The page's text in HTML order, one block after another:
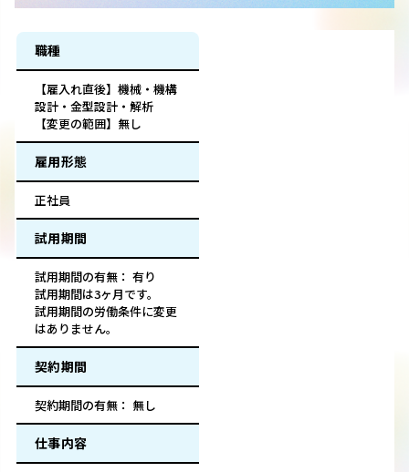
職種
【雇入れ直後】機械・機構
設計・金型設計・解析
【変更の範囲】無し
雇用形態
正社員
試用期間
試用期間の有無： 有り
試用期間は3ヶ月です。
試用期間の労働条件に変更
はありません。
契約期間
契約期間の有無： 無し
仕事内容